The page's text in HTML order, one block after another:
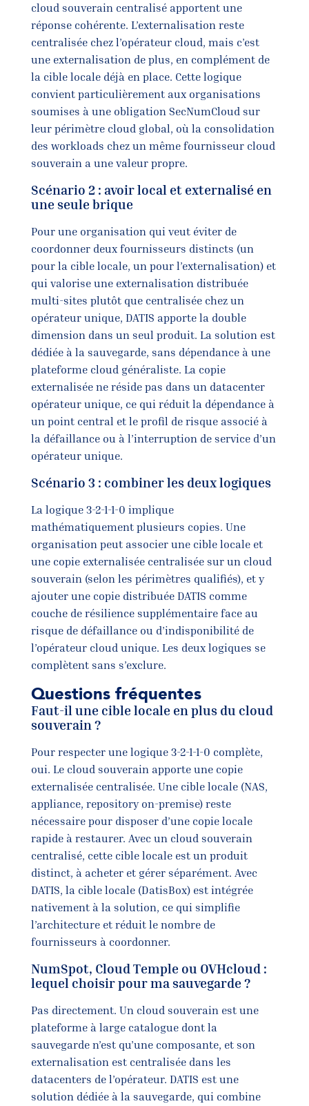
cloud souverain centralisé apportent une
réponse cohérente. L’externalisation reste
centralisée chez l’opérateur cloud, mais c’est
une externalisation de plus, en complément de
la cible locale déjà en place. Cette logique
convient particulièrement aux organisations
soumises à une obligation SecNumCloud sur
leur périmètre cloud global, où la consolidation
des workloads chez un même fournisseur cloud
souverain a une valeur propre.
Scénario 2 : avoir local et externalisé en
une seule brique
Pour une organisation qui veut éviter de
coordonner deux fournisseurs distincts (un
pour la cible locale, un pour l’externalisation) et
qui valorise une externalisation distribuée
multi-sites plutôt que centralisée chez un
opérateur unique, DATIS apporte la double
dimension dans un seul produit. La solution est
dédiée à la sauvegarde, sans dépendance à une
plateforme cloud généraliste. La copie
externalisée ne réside pas dans un datacenter
opérateur unique, ce qui réduit la dépendance à
un point central et le profil de risque associé à
la défaillance ou à l’interruption de service d’un
opérateur unique.
Scénario 3 : combiner les deux logiques
La logique 3-2-1-1-0 implique
mathématiquement plusieurs copies. Une
organisation peut associer une cible locale et
une copie externalisée centralisée sur un cloud
souverain (selon les périmètres qualifiés), et y
ajouter une copie distribuée DATIS comme
couche de résilience supplémentaire face au
risque de défaillance ou d’indisponibilité de
l’opérateur cloud unique. Les deux logiques se
complètent sans s’exclure.
Questions fréquentes
Faut-il une cible locale en plus du cloud
souverain ?
Pour respecter une logique 3-2-1-1-0 complète,
oui. Le cloud souverain apporte une copie
externalisée centralisée. Une cible locale (NAS,
appliance, repository on-premise) reste
nécessaire pour disposer d’une copie locale
rapide à restaurer. Avec un cloud souverain
centralisé, cette cible locale est un produit
distinct, à acheter et gérer séparément. Avec
DATIS, la cible locale (DatisBox) est intégrée
nativement à la solution, ce qui simplifie
l’architecture et réduit le nombre de
fournisseurs à coordonner.
NumSpot, Cloud Temple ou OVHcloud :
lequel choisir pour ma sauvegarde ?
Pas directement. Un cloud souverain est une
plateforme à large catalogue dont la
sauvegarde n’est qu’une composante, et son
externalisation est centralisée dans les
datacenters de l’opérateur. DATIS est une
solution dédiée à la sauvegarde, qui combine